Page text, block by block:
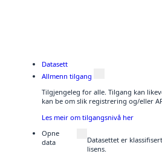
Datasett
Allmenn tilgang
Tilgjengeleg for alle. Tilgang kan
kan be om slik registrering og/eller
Les meir om tilgangsnivå her
Opne
data
Datasettet er
lisens.